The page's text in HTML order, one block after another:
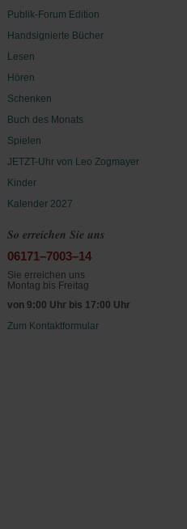
Publik-Forum Edition
Handsignierte Bücher
Lesen
Hören
Schenken
Buch des Monats
Spielen
JETZT-Uhr von Leo Zogmayer
Kinder
Kalender 2027
So erreichen Sie uns
06171–7003–14
Sie erreichen uns
Montag bis Freitag
von 9:00 Uhr bis 17:00 Uhr
Zum Kontaktformular